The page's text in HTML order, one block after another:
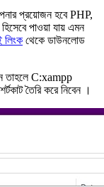
প্রয়োজন হবে PHP,
পাওয়া যায় এমন
লিংক থেকে ডাউনলোড
তাহলে C:xampp
তৈরি করে নিবেন ।